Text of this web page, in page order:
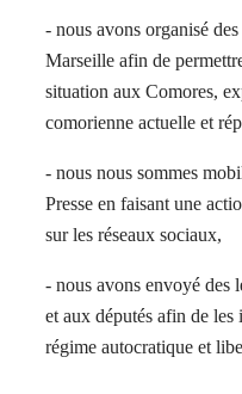
- nous avons organisé
Marseille afin de
situation aux Comores,
comorienne actuelle et
- nous nous sommes
Presse en faisant une
sur les réseaux sociaux,
- nous avons envoyé des
et aux députés afin de les
régime autocratique et